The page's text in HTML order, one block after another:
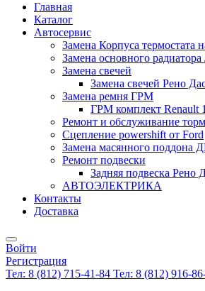
Главная
Каталог
Автосервис
Замена Корпуса термостата
Замена основного
Замена свечей
Замена свечей Рено
Замена ремня ГРМ
ГРМ комплект Renault
Ремонт и обслуживание
Сцепление powershift от Ford
Замена масянного поддона
Ремонт подвески
Задняя подвеска Рено
АВТОЭЛЕКТРИКА
Контакты
Доставка
Войти
Регистрация
Тел: 8 (812) 715-41-84 Тел: 8 (812) 916-